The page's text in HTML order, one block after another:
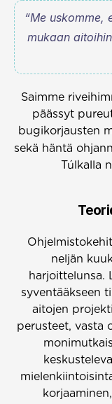
“Me
mukaan
Saimme
päässyt
bugikorjausten
sekä häntä
Túlkalla
neljän
harjoittelunsa.
syventääkseen
aitojen
perusteet, vasta